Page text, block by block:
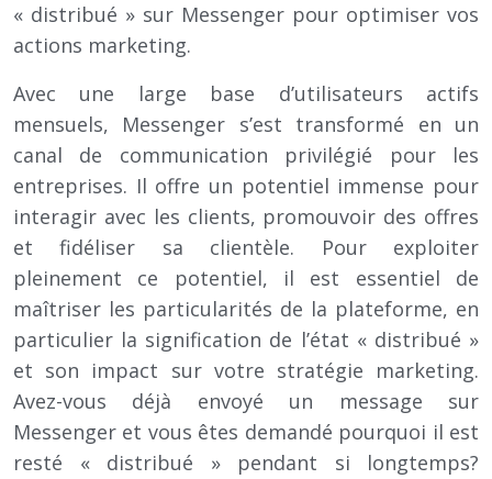
« distribué » sur Messenger pour optimiser vos
actions marketing.
Avec une large base d’utilisateurs actifs
mensuels, Messenger s’est transformé en un
canal de communication privilégié pour les
entreprises. Il offre un potentiel immense pour
interagir avec les clients, promouvoir des offres
et fidéliser sa clientèle. Pour exploiter
pleinement ce potentiel, il est essentiel de
maîtriser les particularités de la plateforme, en
particulier la signification de l’état « distribué »
et son impact sur votre stratégie marketing.
Avez-vous déjà envoyé un message sur
Messenger et vous êtes demandé pourquoi il est
resté « distribué » pendant si longtemps?